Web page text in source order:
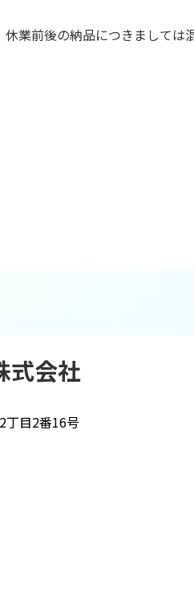
休業前後の納品につきましては
式会社
丁目2番16号